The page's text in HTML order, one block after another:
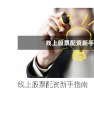
线上股票配资新手指南